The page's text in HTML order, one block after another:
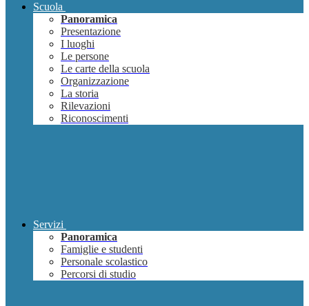
Scuola
Panoramica
Presentazione
I luoghi
Le persone
Le carte della scuola
Organizzazione
La storia
Rilevazioni
Riconoscimenti
Servizi
Panoramica
Famiglie e studenti
Personale scolastico
Percorsi di studio